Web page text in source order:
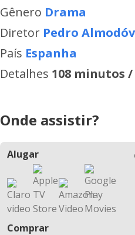
Gênero Drama
Diretor Pedro
País Espanha
Detalhes 108 minutos
Onde assistir?
Alugar
Comprar